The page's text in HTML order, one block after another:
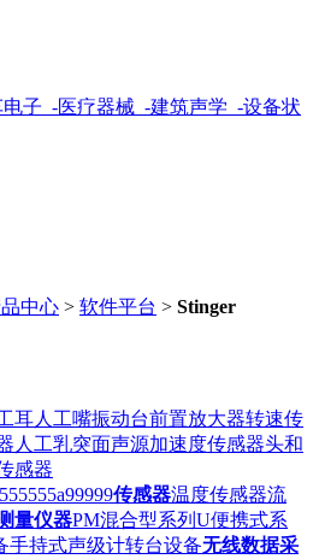
子 -医疗器械 -建筑声学 -设备状
中心 > 软件平台 > Stinger
耳人工嘴振动台前置放大器转速传
人工乳突面声源加速度传感器头和
感器
a99999传感器温度传感器流
量仪器PM混合型系列 U便携式系
手持式声级计转台设备无线数据采